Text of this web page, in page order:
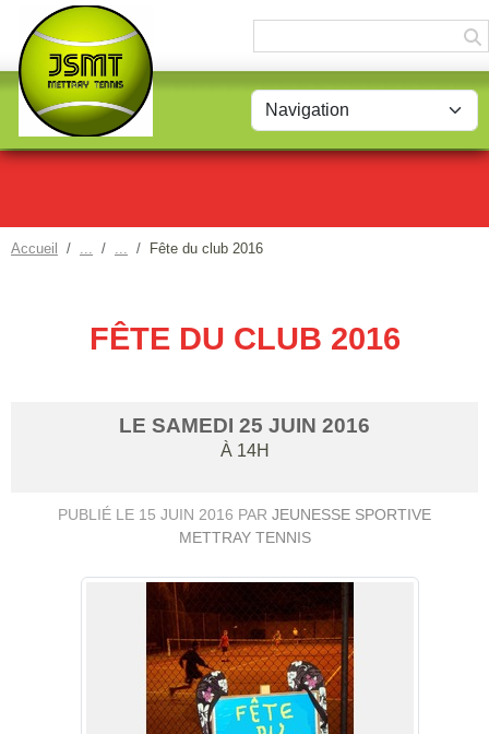
Accueil Fête du club 2016
FÊTE DU CLUB 2016
LE SAMEDI 25 JUIN 2016
À 14H
PUBLIÉ LE 15 JUIN 2016 PAR JEUNESSE SPORTIVE
METTRAY TENNIS
Panneau de gestion des cookies